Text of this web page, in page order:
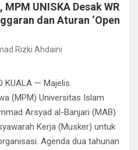
UNISKA Desak WR
dan Aturan ‘Open
Rizki Ahdaini
KUALA — Majelis
(MPM) Universitas Islam
Arsyad al-Banjari (MAB)
Kerja (Musker) untuk
Agenda dua tahunan